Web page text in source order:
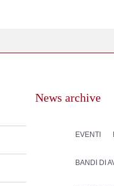
News archive
EVENTI
BANDI DI